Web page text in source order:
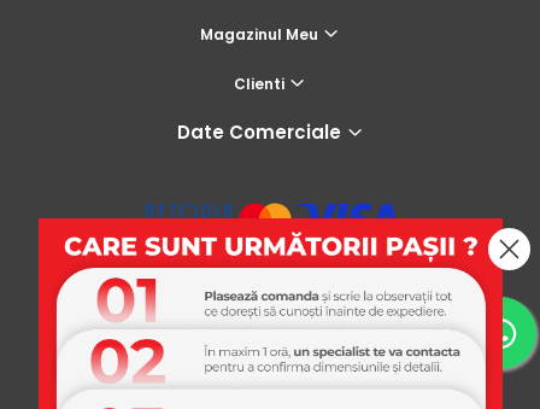
Magazinul Meu
Clienti
Date Comerciale
USI365 Platforma E-commerce by Gomag